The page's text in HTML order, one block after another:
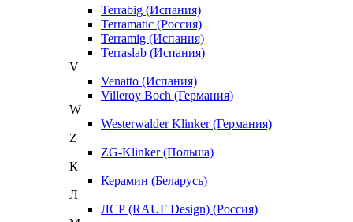
Terrabig (Испания)
Terramatic (Россия)
Terramig (Испания)
Terraslab (Испания)
V
Venatto (Испания)
Villeroy Boch (Германия)
W
Westerwalder Klinker (Германия)
Z
ZG-Klinker (Польша)
К
Керамин (Беларусь)
Л
ЛСР (RAUF Design) (Россия)